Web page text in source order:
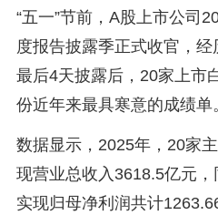
“五一”节前，A股上市公司
度报告披露季正式收官，
最后4天披露后，20家上市
份近年来最具寒意的成绩单
数据显示，2025年，20家
现营业总收入3618.5亿元，
实现归母净利润共计